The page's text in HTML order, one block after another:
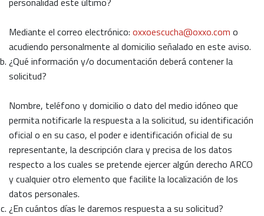
Mediante el correo electrónico: oxxoescucha@oxxo.com o
acudiendo personalmente al domicilio señalado en este aviso.
¿Qué información y/o documentación deberá contener la
solicitud?
Nombre, teléfono y domicilio o dato del medio idóneo que
permita notificarle la respuesta a la solicitud, su identificación
oficial o en su caso, el poder e identificación oficial de su
representante, la descripción clara y precisa de los datos
respecto a los cuales se pretende ejercer algún derecho ARCO
y cualquier otro elemento que facilite la localización de los
datos personales.
¿En cuántos días le daremos respuesta a su solicitud?